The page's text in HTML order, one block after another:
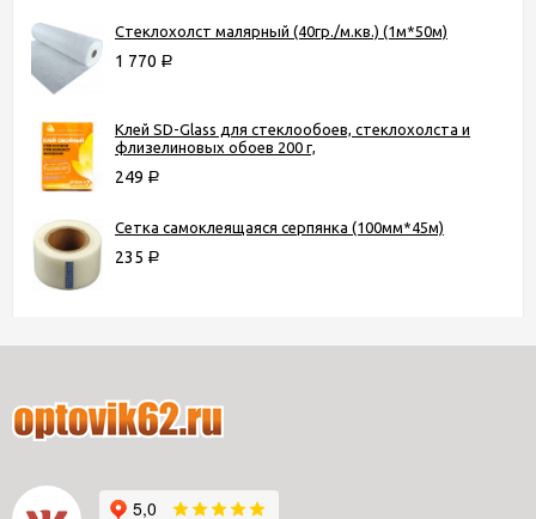
Стеклохолст малярный (40гр./м.кв.) (1м*50м)
1 770 Р
Клей SD-Glass для стеклообоев, стеклохолста и
флизелиновых обоев 200 г,
249 Р
Сетка самоклеящаяся серпянка (100мм*45м)
235 Р